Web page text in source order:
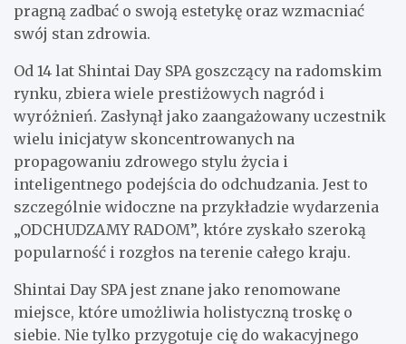
pragną zadbać o swoją estetykę oraz wzmacniać
swój stan zdrowia.
Od 14 lat Shintai Day SPA goszczący na radomskim
rynku, zbiera wiele prestiżowych nagród i
wyróżnień. Zasłynął jako zaangażowany uczestnik
wielu inicjatyw skoncentrowanych na
propagowaniu zdrowego stylu życia i
inteligentnego podejścia do odchudzania. Jest to
szczególnie widoczne na przykładzie wydarzenia
„ODCHUDZAMY RADOM”, które zyskało szeroką
popularność i rozgłos na terenie całego kraju.
Shintai Day SPA jest znane jako renomowane
miejsce, które umożliwia holistyczną troskę o
siebie. Nie tylko przygotuje cię do wakacyjnego